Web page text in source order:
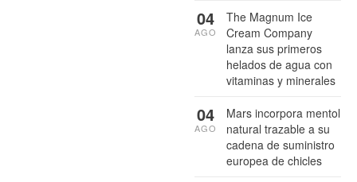
The Magnum Ice
Cream Company
lanza sus primeros
helados de agua con
vitaminas y minerales
04
AGO
Mars incorpora mentol
natural trazable a su
cadena de suministro
europea de chicles
04
AGO